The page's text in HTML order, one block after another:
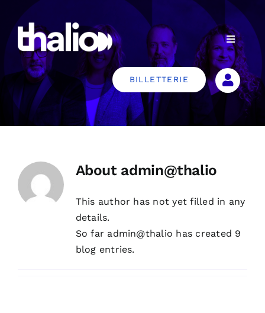
content
Toggle
Artistes
Spectacles
Notre équipe
BILLETTERIE
About admin@thalio
This author has not yet filled in any
details.
So far admin@thalio has created 9
blog entries.